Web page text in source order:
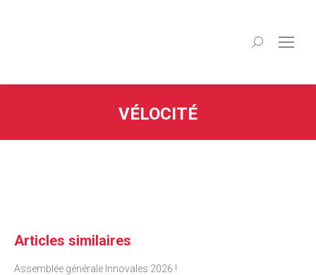
Recherche
VÉLOCITÉ
Articles similaires
Assemblée générale Innovales 2026 !